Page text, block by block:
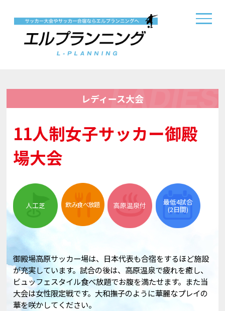
レディース大会
11人制女子サッカー御殿
場大会
人工芝 飲み食べ放題 高原温泉付 最低4試合
(2日間)
御殿場高原サッカー場は、日本代表も合宿をするほど施設
が充実しています。試合の後は、高原温泉で疲れを癒し、
ビュッフェスタイル食べ放題でお腹を満たせます。また当
大会は女性限定戦です。大和撫子のように華麗なプレイの
華を咲かしてください。